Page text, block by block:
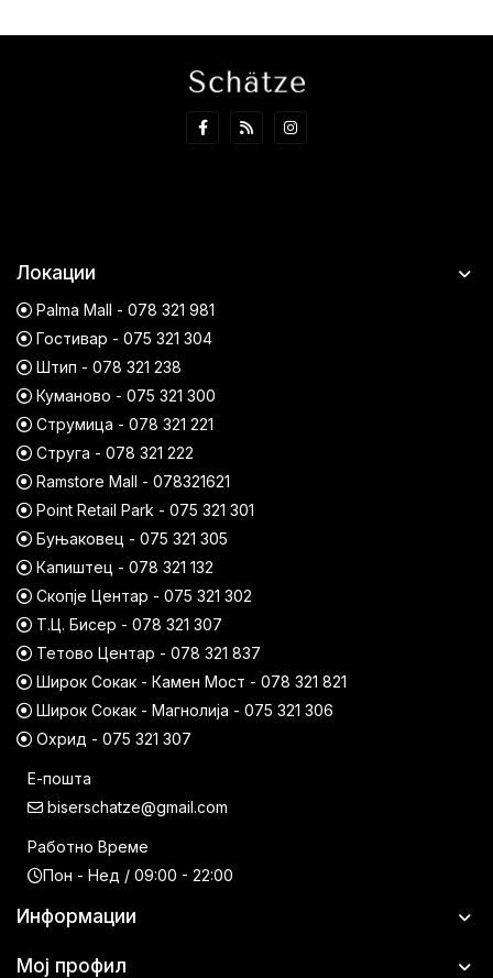
Локации
Palma Mall - 078 321 981
Гостивар - 075 321 304
Штип - 078 321 238
Куманово - 075 321 300
Струмица - 078 321 221
Струга - 078 321 222
Ramstore Mall - 078321621
Point Retail Park - 075 321 301
Буњаковец - 075 321 305
Капиштец - 078 321 132
Скопје Центар - 075 321 302
Т.Ц. Бисер - 078 321 307
Тетово Центар - 078 321 837
Широк Сокак - Камен Мост - 078 321 821
Широк Сокак - Магнолија - 075 321 306
Охрид - 075 321 307
Е-пошта
biserschatze@gmail.com
Работно Време
Пон - Нед / 09:00 - 22:00
Информации
Мој профил